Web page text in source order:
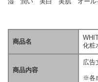
商品名
化粧
商品内容
広告
※各